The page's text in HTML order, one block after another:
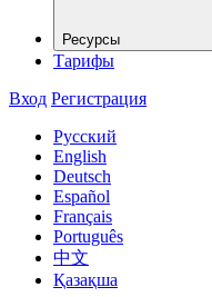
Ресурсы
Тарифы
Вход Регистрация
Русский
English
Deutsch
Español
Français
Português
中文
Қазақша